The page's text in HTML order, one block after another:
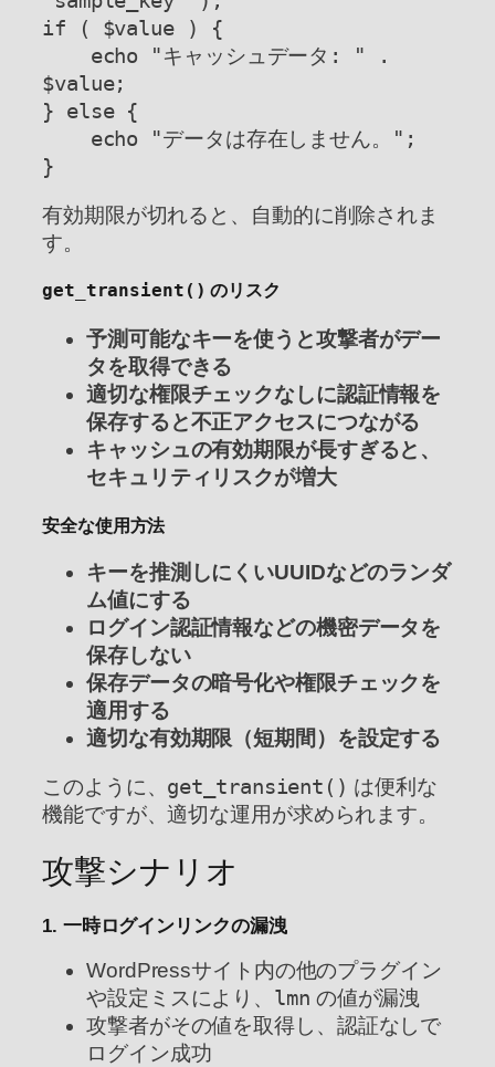
if ( $value ) {
$value;
} else {
}
有効期限が切れると、自動的に削除されま
す。
get_transient() のリスク
予測可能なキーを使うと攻撃者がデー
タを取得できる
適切な権限チェックなしに認証情報を
保存すると不正アクセスにつながる
キャッシュの有効期限が長すぎると、
セキュリティリスクが増大
安全な使用方法
キーを推測しにくいUUIDなどのランダ
ム値にする
ログイン認証情報などの機密データを
保存しない
保存データの暗号化や権限チェックを
適用する
適切な有効期限（短期間）を設定する
このように、 get_transient() は便利な
機能ですが、適切な運用が求められます。
攻撃シナリオ
1. 一時ログインリンクの漏洩
WordPressサイト内の他のプラグイン
や設定ミスにより、 lmn の値が漏洩
攻撃者がその値を取得し、認証なしで
ログイン成功